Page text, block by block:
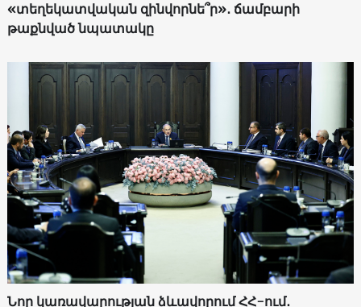
«տեղեկատվական զինվորնե՞ր»․ ճամբարի
թաքնված նպատակը
Նոր կառավարության ձևավորում ՀՀ-ում․